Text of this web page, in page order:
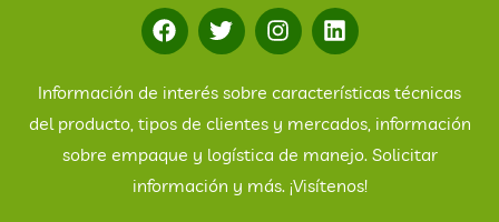
Información de interés sobre características técnicas
del producto, tipos de clientes y mercados, información
sobre empaque y logística de manejo. Solicitar
información y más. ¡Visítenos!